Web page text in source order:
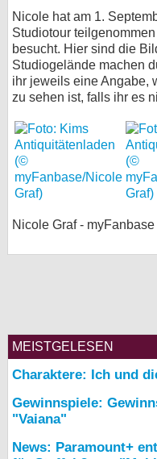
Nicole hat am 1.
Studiotour
besucht. Hier sind die
Studiogelände machen
ihr jeweils eine Angabe,
zu sehen ist, falls ihr es
Nicole Graf - myFanbase
MEISTGELESEN
Charaktere: Ich und
Gewinnspiele:
"Vaiana"
News: Paramount+